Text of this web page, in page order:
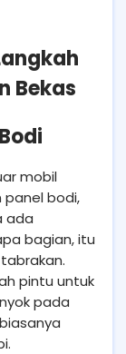
Bekas
mobil
panel bodi,
ada
bagian, itu
pintu untuk
pada